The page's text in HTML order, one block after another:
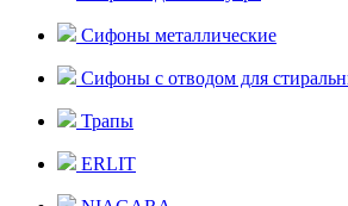
Сифоны металлические
Сифоны с отводом для
Трапы
ERLIT